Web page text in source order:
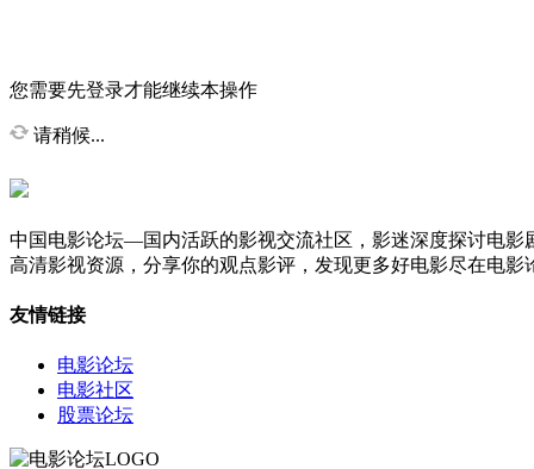
您需要先登录才能继续本操作
请稍候...
中国电影论坛—国内活跃的影视交流社区，影迷深度探讨电
高清影视资源，分享你的观点影评，发现更多好电影尽在电影
友情链接
电影论坛
电影社区
股票论坛